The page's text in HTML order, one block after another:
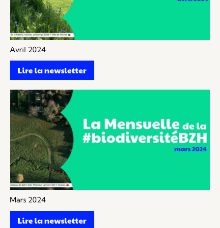
Avril 2024
Lire la newsletter
Mars 2024
Lire la newsletter